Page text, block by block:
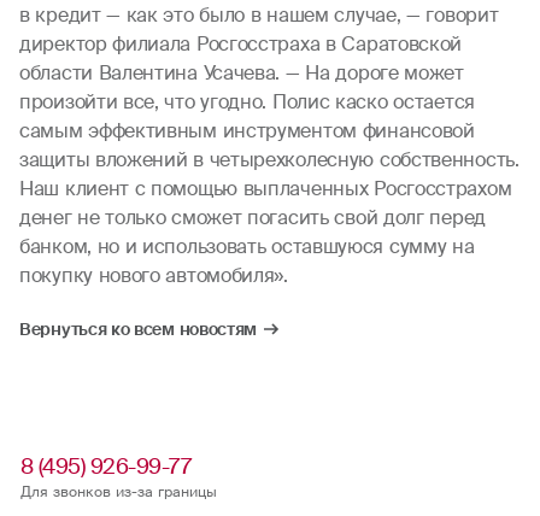
в кредит — как это было в нашем случае, — говорит
директор филиала Росгосстраха в Саратовской
области Валентина Усачева. — На дороге может
произойти все, что угодно. Полис каско остается
самым эффективным инструментом финансовой
защиты вложений в четырехколесную собственность.
Наш клиент с помощью выплаченных Росгосстрахом
денег не только сможет погасить свой долг перед
банком, но и использовать оставшуюся сумму на
покупку нового автомобиля».
Вернуться ко всем новостям
8 (495) 926-99-77
Для звонков из-за границы